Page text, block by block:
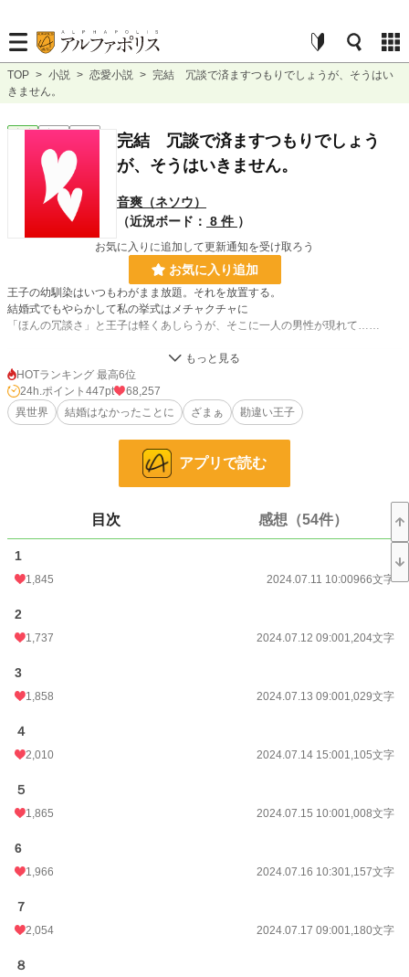
TOP > 小説 > 恋愛小説 > 完結 冗談で済ますつもりでしょうが、そうはい
きません。
恋愛 完結 短編
完結 冗談で済ますつもりでしょう
が、そうはいきません。
音爽（ネソウ）
（近況ボード： 8 件 ）
お気に入りに追加して更新通知を受け取ろう
お気に入り追加
王子の幼馴染はいつもわがまま放題。それを放置する。
結婚式でもやらかして私の挙式はメチャクチャに
「ほんの冗談さ」と王子は軽くあしらうが、そこに一人の男性が現れて……
2,989 位 / 228,748 件
恋愛 1,623 位 / 66,364 件
お気に入り 3,026
2024.08.12 12:00
初回公開日時
初回完結日時
週間ポイント
HOTランキング 最高6位
24h.ポイント 447pt
68,257
異世界
結婚はなかったことに ざまぁ 勘違い王子
アプリで読む
目次 感想（54件）
1
1,845 2024.07.11 10:00966文字
2
1,737 2024.07.12 09:001,204文字
3
1,858 2024.07.13 09:001,029文字
４
2,010 2024.07.14 15:001,105文字
５
1,865 2024.07.15 10:001,008文字
6
1,966 2024.07.16 10:301,157文字
７
2,054 2024.07.17 09:001,180文字
８